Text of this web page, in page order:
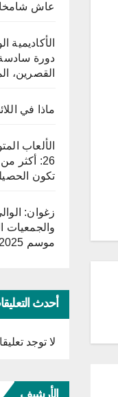
عاش شامخا
دورة
القصرين،
ماذا في
الألعاب
26: أكثر
تكون
زغوان:
والجمعيات
موسم 2025-2026
أحدث
لا توجد